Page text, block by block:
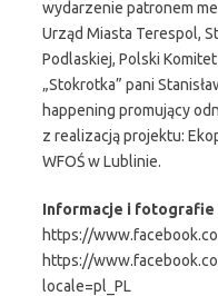
wydarzenie patronem
Urząd Miasta Terespol,
Podlaskiej, Polski
„Stokrotka” pani
happening promujący
z realizacją projektu:
WFOŚ w Lublinie.
Informacje i fotografie
https://
https://
locale=pl_PL